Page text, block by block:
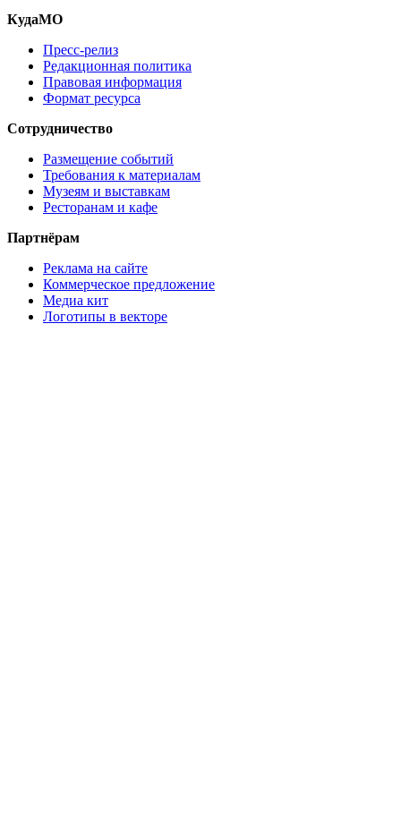
КудаМО
Пресс-релиз
Редакционная политика
Правовая информация
Формат ресурса
Сотрудничество
Размещение событий
Требования к материалам
Музеям и выставкам
Ресторанам и кафе
Партнёрам
Реклама на сайте
Коммерческое предложение
Медиа кит
Логотипы в векторе